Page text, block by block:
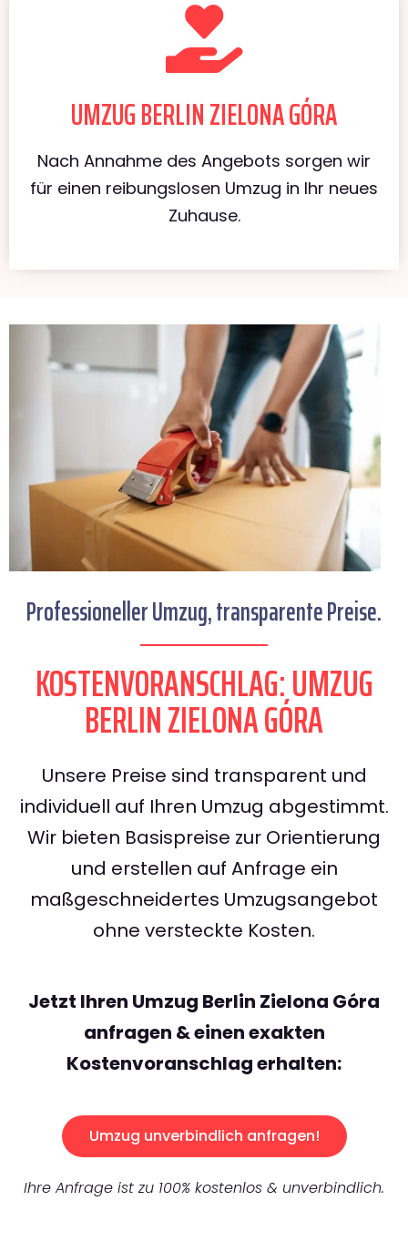
UMZUG BERLIN ZIELONA GÓRA
Nach Annahme des Angebots sorgen wir
für einen reibungslosen Umzug in Ihr neues
Zuhause.
Professioneller Umzug, transparente Preise.
KOSTENVORANSCHLAG: UMZUG
BERLIN ZIELONA GÓRA
Unsere Preise sind transparent und
individuell auf Ihren Umzug abgestimmt.
Wir bieten Basispreise zur Orientierung
und erstellen auf Anfrage ein
maßgeschneidertes Umzugsangebot
ohne versteckte Kosten.
Jetzt Ihren Umzug Berlin Zielona Góra
anfragen & einen exakten
Kostenvoranschlag erhalten:
Umzug unverbindlich anfragen!
Ihre Anfrage ist zu 100% kostenlos & unverbindlich.